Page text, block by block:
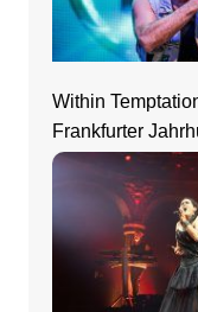
Within
Frankfurter